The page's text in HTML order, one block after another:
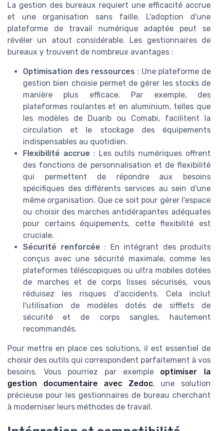
La gestion des bureaux requiert une efficacité accrue
et une organisation sans faille. L'adoption d'une
plateforme de travail numérique adaptée peut se
révéler un atout considérable. Les gestionnaires de
bureaux y trouvent de nombreux avantages :
Optimisation des ressources : Une plateforme de
gestion bien choisie permet de gérer les stocks de
manière plus efficace. Par exemple, des
plateformes roulantes et en aluminium, telles que
les modèles de Duarib ou Comabi, facilitent la
circulation et le stockage des équipements
indispensables au quotidien.
Flexibilité accrue : Les outils numériques offrent
des fonctions de personnalisation et de flexibilité
qui permettent de répondre aux besoins
spécifiques des différents services au sein d'une
même organisation. Que ce soit pour gérer l'espace
ou choisir des marches antidérapantes adéquates
pour certains équipements, cette flexibilité est
cruciale.
Sécurité renforcée : En intégrant des produits
conçus avec une sécurité maximale, comme les
plateformes téléscopiques ou ultra mobiles dotées
de marches et de corps lisses sécurisés, vous
réduisez les risques d'accidents. Cela inclut
l'utilisation de modèles dotés de sifflets de
sécurité et de corps sangles, hautement
recommandés.
Pour mettre en place ces solutions, il est essentiel de
choisir des outils qui correspondent parfaitement à vos
besoins. Vous pourriez par exemple optimiser la
gestion documentaire avec Zedoc, une solution
précieuse pour les gestionnaires de bureau cherchant
à moderniser leurs méthodes de travail.